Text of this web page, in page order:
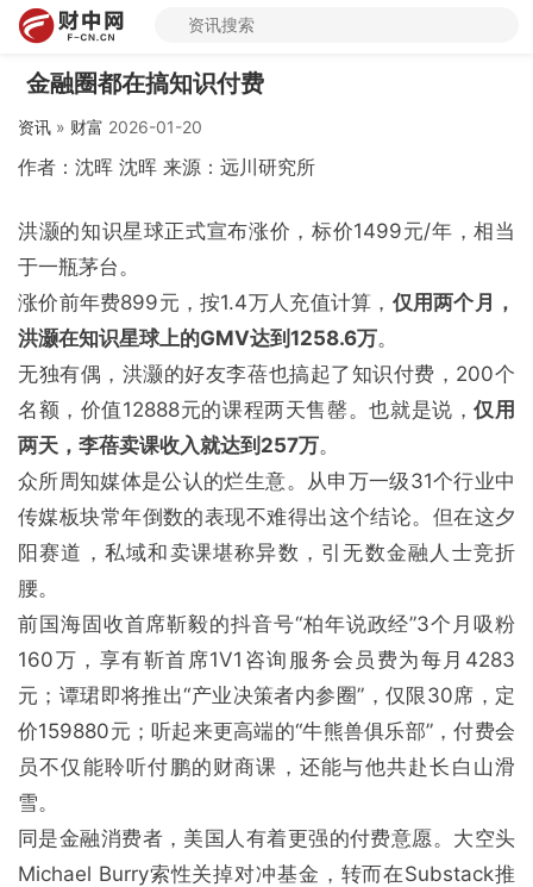
金融圈都在搞知识付费
资讯 » 财富 2026-01-20
作者：沈晖 沈晖 来源：远川研究所
洪灏的知识星球正式宣布涨价，标价1499元/年，相当
于一瓶茅台。
涨价前年费899元，按1.4万人充值计算， 仅用两个月，
洪灏在知识星球上的GMV达到1258.6万。
无独有偶，洪灏的好友李蓓也搞起了知识付费，200个
名额，价值12888元的课程两天售罄。也就是说，仅用
两天，李蓓卖课收入就达到257万。
众所周知媒体是公认的烂生意。从申万一级31个行业中
传媒板块常年倒数的表现不难得出这个结论。但在这夕
阳赛道，私域和卖课堪称异数，引无数金融人士竞折
腰。
前国海固收首席靳毅的抖音号“柏年说政经”3个月吸粉
160万，享有靳首席1V1咨询服务会员费为每月4283
元；谭珺即将推出“产业决策者内参圈”，仅限30席，定
价159880元；听起来更高端的“牛熊兽俱乐部”，付费会
员不仅能聆听付鹏的财商课，还能与他共赴长白山滑
雪。
同是金融消费者，美国人有着更强的付费意愿。大空头
Michael Burry索性关掉对冲基金，转而在Substack推